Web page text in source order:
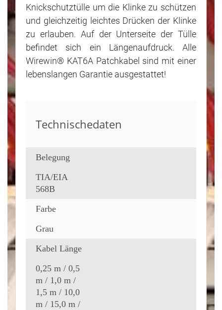
Knickschutztülle um die Klinke zu schützen
und gleichzeitig leichtes Drücken der Klinke
zu erlauben. Auf der Unterseite der Tülle
befindet sich ein Längenaufdruck. Alle
Wirewin® KAT6A Patchkabel sind mit einer
lebenslangen Garantie ausgestattet!
Technischedaten
Belegung
TIA/EIA
568B
Farbe
Grau
Kabel Länge
0,25 m / 0,5
m / 1,0 m /
1,5 m / 10,0
m / 15,0 m /